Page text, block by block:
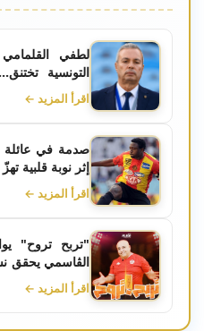
لطفي
التونسية
وإنقاذ الأندية
اقرأ المزيد ←
صدمة في عائلة
إثر نوبة قلبية تهزّ
اقرأ المزيد ←
"تربح تروح"
الڨاسمي يحقق
في الأفق
اقرأ المزيد ←